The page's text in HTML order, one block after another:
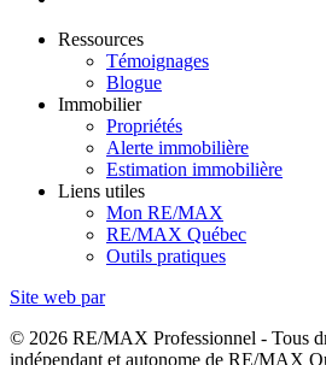
Ressources
Témoignages
Blogue
Immobilier
Propriétés
Alerte immobilière
Estimation immobilière
Liens utiles
Mon RE/MAX
RE/MAX Québec
Outils pratiques
Site web par
© 2026 RE/MAX Professionnel - Tous
indépendant et autonome de RE/MAX